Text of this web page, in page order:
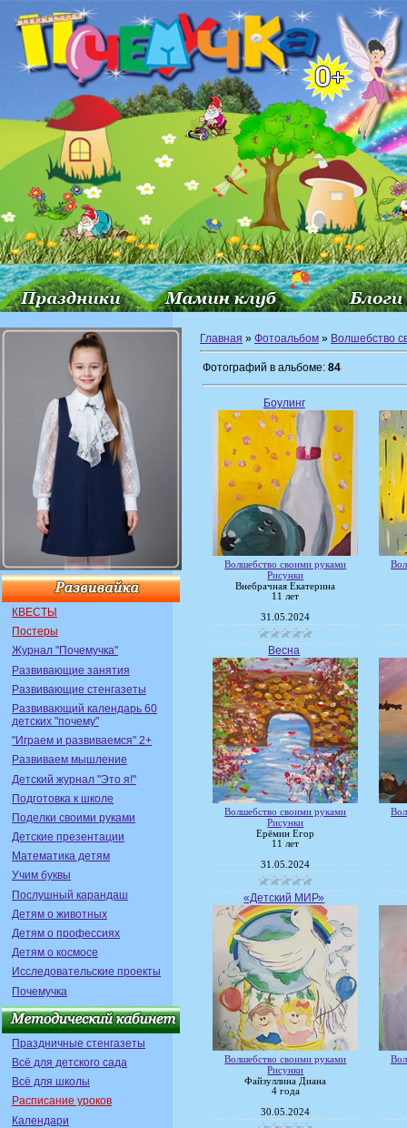
КВЕСТЫ
Постеры
Журнал "Почемучка"
Развивающие занятия
Развивающие стенгазеты
Развивающий календарь 60
детских "почему"
"Играем и развиваемся" 2+
Развиваем мышление
Детский журнал "Это я!"
Подготовка к школе
Поделки своими руками
Детские презентации
Математика детям
Учим буквы
Послушный карандаш
Детям о животных
Детям о профессиях
Детям о космосе
Исследовательские проекты
Почемучка
Праздничные стенгазеты
Всё для детского сада
Всё для школы
Расписание уроков
Календари
Главная » Фотоальбом » Волшебство
Фотографий в альбоме: 84
Боулинг
Волшебство своими руками
Рисунки
Внебрачная Екатерина
11 лет
31.05.2024
Весна
Волшебство своими руками
Рисунки
Ерёмин Егор
11 лет
31.05.2024
«Детский МИР»
Волшебство своими руками
Рисунки
Файзуллина Диана
4 года
30.05.2024